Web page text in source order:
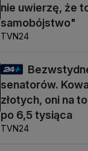
nie uwierzę, że
samobójstwo"
TVN24
senatorów.
złotych, oni na
po 6,5 tysiąca
TVN24